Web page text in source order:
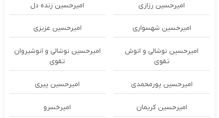
امیرحسین رزازی امیرحسین زنده دل
امیرحسین شهسواری امیرحسین عزیزی
امیرحسین نوشالی و انوش
تقوی
امیرحسین نوشالی و انوشیروان
تقوی
امیرحسین پورمحمدی امیرحسین پیری
امیرحسین کریمان امیرخسرو